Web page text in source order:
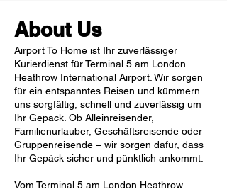
About Us
Airport To Home ist Ihr zuverlässiger
Kurierdienst für Terminal 5 am London
Heathrow International Airport. Wir sorgen
für ein entspanntes Reisen und kümmern
uns sorgfältig, schnell und zuverlässig um
Ihr Gepäck. Ob Alleinreisender,
Familienurlauber, Geschäftsreisende oder
Gruppenreisende – wir sorgen dafür, dass
Ihr Gepäck sicher und pünktlich ankommt.
Vom Terminal 5 am London Heathrow